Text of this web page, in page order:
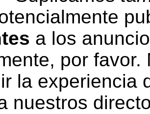
a los
por
la experiencia
nuestros